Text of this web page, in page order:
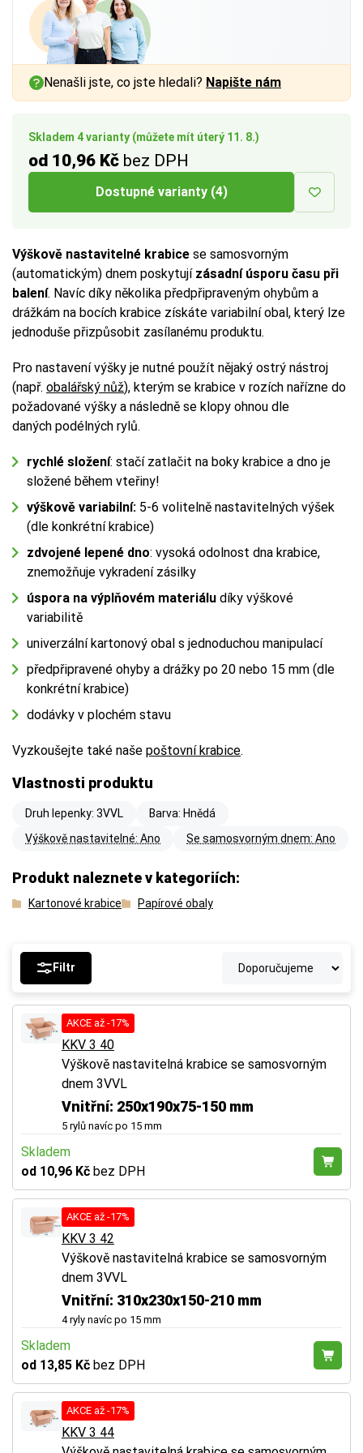
Skladem 4 varianty (můžete mít úterý 11. 8.)
od 10,96 Kč bez DPH
Dostupné varianty (4)
Výškově nastavitelné krabice se samosvorným
(automatickým) dnem poskytují zásadní úsporu času při
balení. Navíc díky několika předpřipraveným ohybům a
drážkám na bocích krabice získáte variabilní obal, který lze
jednoduše přizpůsobit zasílanému produktu.
Pro nastavení výšky je nutné použít nějaký ostrý nástroj
(např. obalářský nůž), kterým se krabice v rozích nařízne do
požadované výšky a následně se klopy ohnou dle
daných podélných rylů.
rychlé složení: stačí zatlačit na boky krabice a dno je
složené během vteřiny!
výškově variabilní: 5-6 volitelně nastavitelných výšek
(dle konkrétní krabice)
zdvojené lepené dno: vysoká odolnost dna krabice,
znemožňuje vykradení zásilky
úspora na výplňovém materiálu díky výškové
variabilitě
univerzální kartonový obal s jednoduchou manipulací
předpřipravené ohyby a drážky po 20 nebo 15 mm (dle
konkrétní krabice)
dodávky v plochém stavu
Vyzkoušejte také naše poštovní krabice.
Vlastnosti produktu
Druh lepenky: 3VVL
Barva: Hnědá
Výškově nastavitelné: Ano
Se samosvorným dnem: Ano
Produkt naleznete v kategoriích:
Kartonové krabice Papírové obaly
Nenašli jste, co jste hledali? Napište nám
Filtr
AKCE až -17%
KKV 3 40
Výškově nastavitelná krabice se samosvorným
dnem 3VVL
Vnitřní: 250x190x75-150 mm
5 rylů navíc po 15 mm
Skladem
od 10,96 Kč bez DPH
AKCE až -17%
KKV 3 42
Výškově nastavitelná krabice se samosvorným
dnem 3VVL
Vnitřní: 310x230x150-210 mm
4 ryly navíc po 15 mm
Skladem
od 13,85 Kč bez DPH
AKCE až -17%
KKV 3 44
a vnitřním rozměrem až
Více tipů pro výběr správné krabice:
BUTTON:Jak vybrat krabici
a vnitřním rozměrem až
Více tipů pro výběr správné krabice:
BUTTON:Jak vybrat krabici